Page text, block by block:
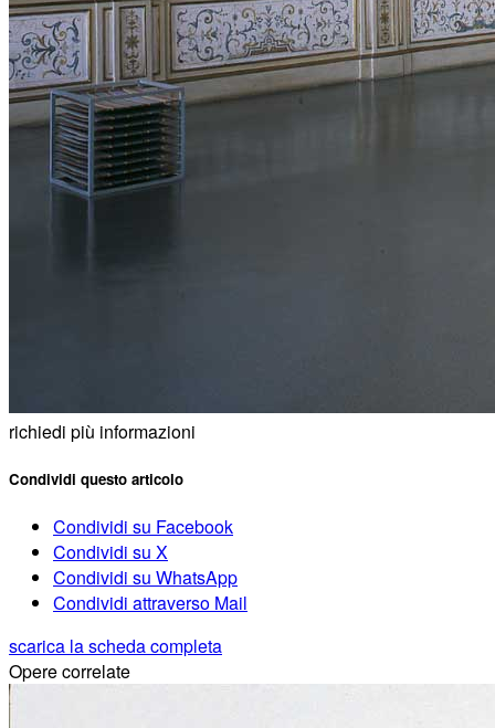
richiedi più informazioni
Condividi questo articolo
Condividi su Facebook
Condividi su X
Condividi su WhatsApp
Condividi attraverso Mail
scarica la scheda completa
Opere correlate